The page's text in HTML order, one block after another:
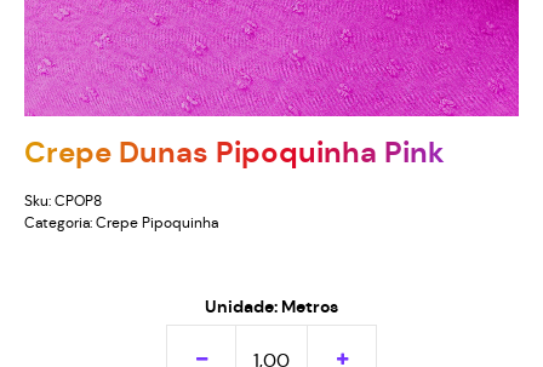
Crepe Dunas Pipoquinha Pink
Sku: CPOP8
Categoria: Crepe Pipoquinha
Unidade: Metros